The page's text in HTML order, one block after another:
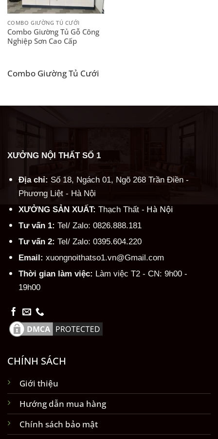
COMBO GIƯỜNG TỦ CƯỚI
Combo Giường Tủ Gỗ Công
Nghiệp Sơn Cao Cấp
Combo Giường Tủ Cưới
XƯỞNG NỘI THẤT SỐ 1
Địa chỉ: Số 18, Ngách 01, Ngõ 268 Trần Điền -
Phương Liệt - Hà Nội
XƯỞNG SẢN XUẤT: Thạch Thất - Hà Nội
Tư vấn 1: Tel/ Zalo: 0826.888.181
Tư vấn 2: Tel/ Zalo: 0395.604.220
Email: xuongnoithatso1.vn@Gmail.com
Thời gian làm việc: Làm việc T2 - CN: 9h00 -
19h00
CHÍNH SÁCH
Giới thiệu
Hướng dẫn mua hàng
Chính sách bảo mật